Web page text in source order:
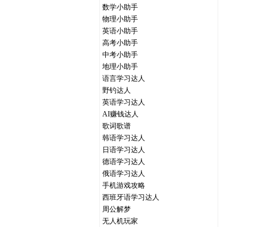
数学小助手
物理小助手
英语小助手
高考小助手
中考小助手
地理小助手
语言学习达人
野钓达人
英语学习达人
AI赚钱达人
歌词歌谱
韩语学习达人
日语学习达人
德语学习达人
俄语学习达人
手机游戏攻略
西班牙语学习达人
周公解梦
无人机玩家